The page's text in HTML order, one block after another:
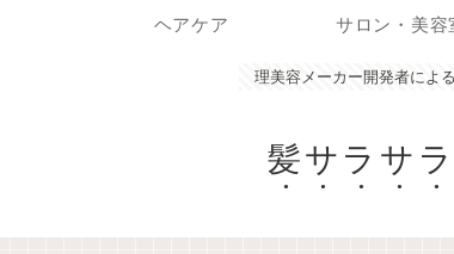
理美容メーカー開発者によ
髪サラサ
ヘアケア サロン・美容